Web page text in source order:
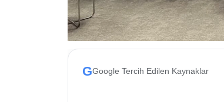
GGoogle Tercih Edilen Kaynaklar